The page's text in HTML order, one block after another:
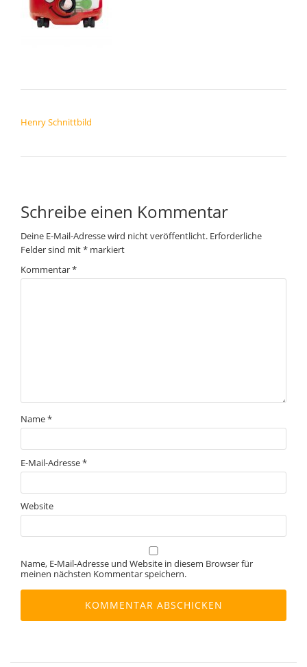
Henry Schnittbild
Schreibe einen Kommentar
Deine E-Mail-Adresse wird nicht veröffentlicht. Erforderliche
Felder sind mit* markiert
Kommentar*
Name*
E-Mail-Adresse*
Website
Name, E-Mail-Adresse und Website in diesem Browser für
meinen nächsten Kommentar speichern.